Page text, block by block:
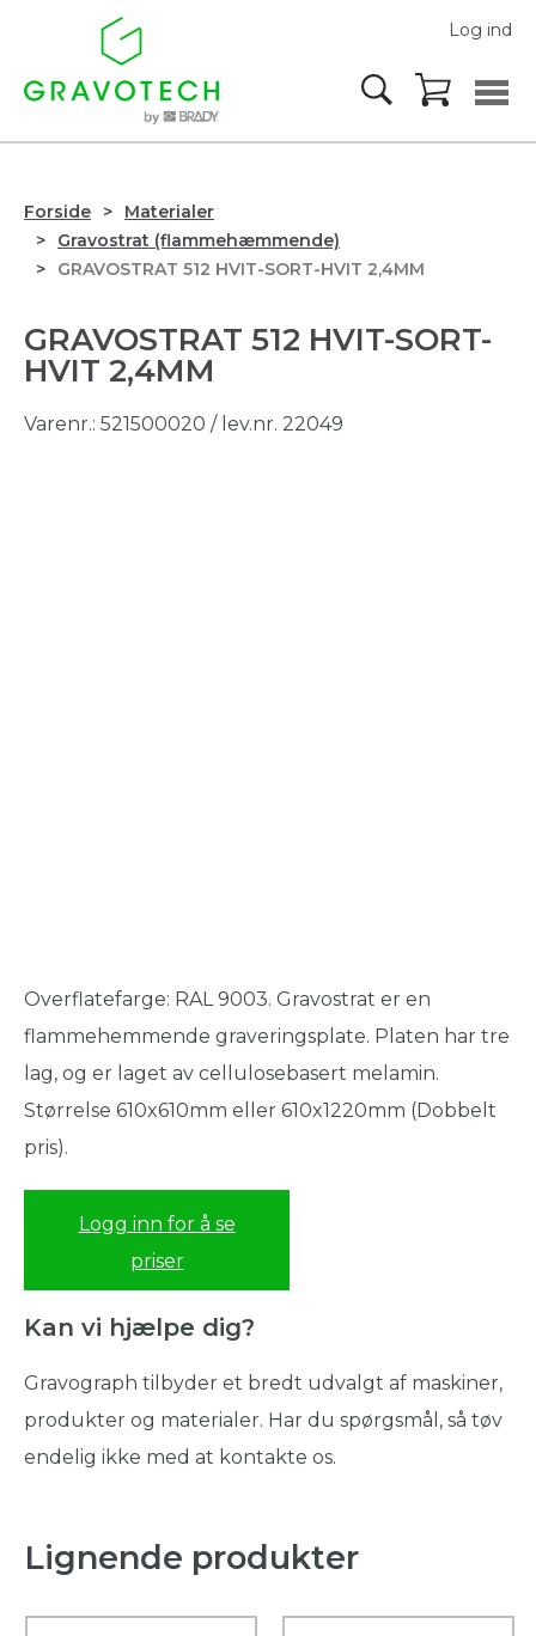
Log ind
Forside
Materialer
Gravostrat (flammehæmmende)
GRAVOSTRAT 512 HVIT-SORT-HVIT 2,4MM
GRAVOSTRAT 512 HVIT-SORT-
HVIT 2,4MM
Varenr.: 521500020 / lev.nr. 22049
Overflatefarge: RAL 9003. Gravostrat er en
flammehemmende graveringsplate. Platen har tre
lag, og er laget av cellulosebasert melamin.
Størrelse 610x610mm eller 610x1220mm (Dobbelt
pris).
Logg inn for å se
priser
Kan vi hjælpe dig?
Gravograph tilbyder et bredt udvalgt af maskiner,
produkter og materialer. Har du spørgsmål, så tøv
endelig ikke med at kontakte os.
Lignende produkter